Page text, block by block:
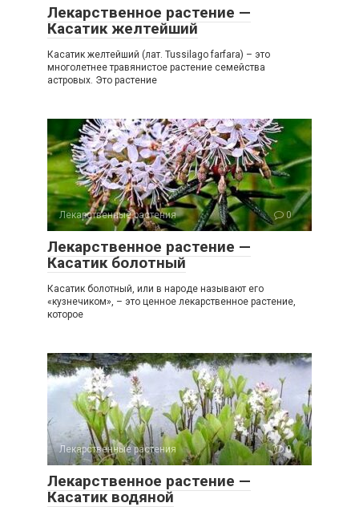
Лекарственное растение —
Касатик желтейший
Касатик желтейший (лат. Tussilago farfara) – это
многолетнее травянистое растение семейства
астровых. Это растение
Лекарственные растения 0
Лекарственное растение —
Касатик болотный
Касатик болотный, или в народе называют его
«кузнечиком», – это ценное лекарственное растение,
которое
Лекарственные растения 0
Лекарственное растение —
Касатик водяной